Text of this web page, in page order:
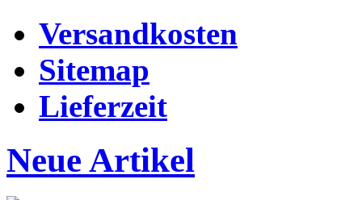
Versandkosten
Sitemap
Lieferzeit
Neue Artikel